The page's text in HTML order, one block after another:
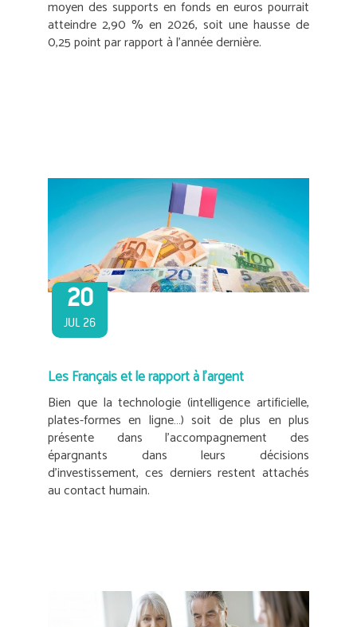
moyen des supports en fonds en euros pourrait
atteindre 2,90 % en 2026, soit une hausse de
0,25 point par rapport à l’année dernière.
20
JUL 26
Les Français et le rapport à l’argent
Bien que la technologie (intelligence artificielle,
plates-formes en ligne…) soit de plus en plus
présente dans l’accompagnement des
épargnants dans leurs décisions
d’investissement, ces derniers restent attachés
au contact humain.